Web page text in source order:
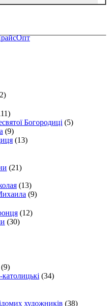
Опт
Богородиці (5)
(9)
(13)
(21)
(13)
(9)
(12)
(30)
(9)
католицькі (34)
художників (38)